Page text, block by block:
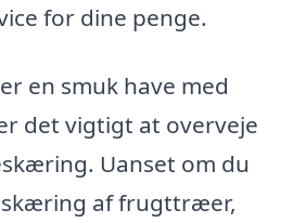
for dine penge.
en smuk have med
det vigtigt at overveje
Uanset om du
af frugttræer,